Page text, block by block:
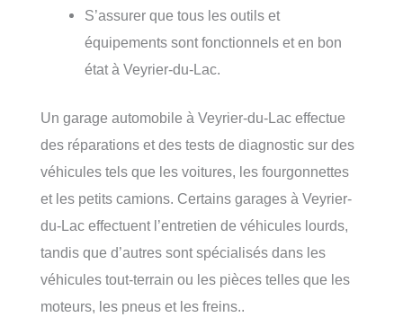
S’assurer que tous les outils et
équipements sont fonctionnels et en bon
état à Veyrier-du-Lac.
Un garage automobile à Veyrier-du-Lac effectue
des réparations et des tests de diagnostic sur des
véhicules tels que les voitures, les fourgonnettes
et les petits camions. Certains garages à Veyrier-
du-Lac effectuent l’entretien de véhicules lourds,
tandis que d’autres sont spécialisés dans les
véhicules tout-terrain ou les pièces telles que les
moteurs, les pneus et les freins..